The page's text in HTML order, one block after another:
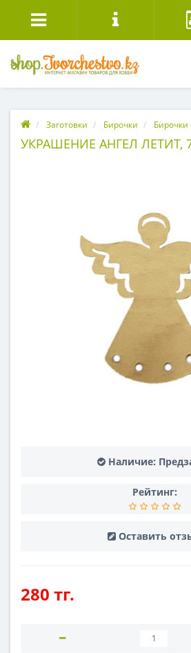
Заготовки Бирочки Бирочки
УКРАШЕНИЕ АНГЕЛ ЛЕТИТ,
Наличие:
Рейтинг:
Оставить
280 тг.